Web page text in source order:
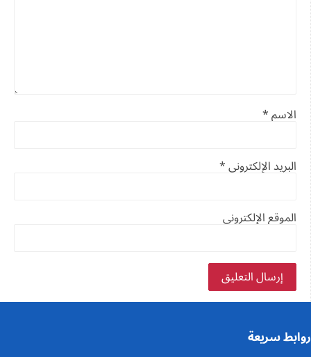
الاسم*
البريد الإلكتروني*
الموقع الإلكتروني
روابط سريعة